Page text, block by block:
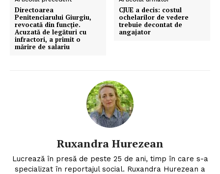
Directoarea
Penitenciarului Giurgiu,
revocată din funcție.
Acuzată de legături cu
infractori, a primit o
mărire de salariu
CJUE a decis: costul
ochelarilor de vedere
trebuie decontat de
angajator
Ruxandra Hurezean
Lucrează în presă de peste 25 de ani, timp în care s-a
specializat în reportajul social. Ruxandra Hurezean a